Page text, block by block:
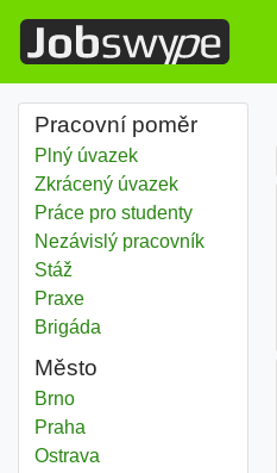
Pracovní poměr
Plný úvazek
Zkrácený úvazek
Práce pro studenty
Nezávislý pracovník
Stáž
Praxe
Brigáda
Město
Montéři kovových konstrukcí
Brno
Montéři kovových konstrukcí
Praha
Montéři kovových konstrukcí
Ostrava